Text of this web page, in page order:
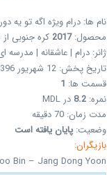
نام ها: درام ویژه اگه تو یه
محصول:2017کره جنوبی
ژانر: درام | عاشقانه | مدرسه
تاریخ پخش: 12 شهریور 1396 – 03Sep2017
قسمت ها: 1
نمره: 8.2 در MDL
مدت زمان: 70 دقیقه
وضعیت: پایان یافته است
بازیگران:
Bin – Jang Dong Yoon